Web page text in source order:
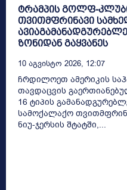
ტრამპის გოლფ-
თვითმფრინავი
ზონიდან გაყვანეს
10 Აგვისტო 2026, 12:07
ჩრდილოეთ ამერიკის
თავდაცვის
16 ტიპის
სამოქალაქო
ნიუ-ჯერსის შტატში,...